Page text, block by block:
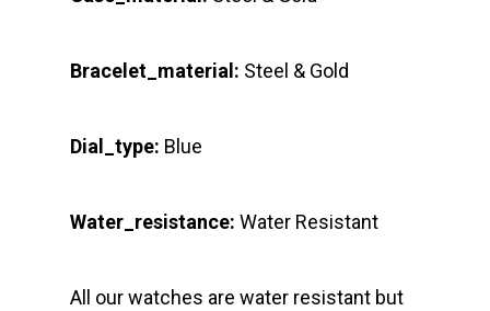
Bracelet_material: Steel & Gold
Dial_type: Blue
Water_resistance: Water Resistant
All our watches are water resistant but